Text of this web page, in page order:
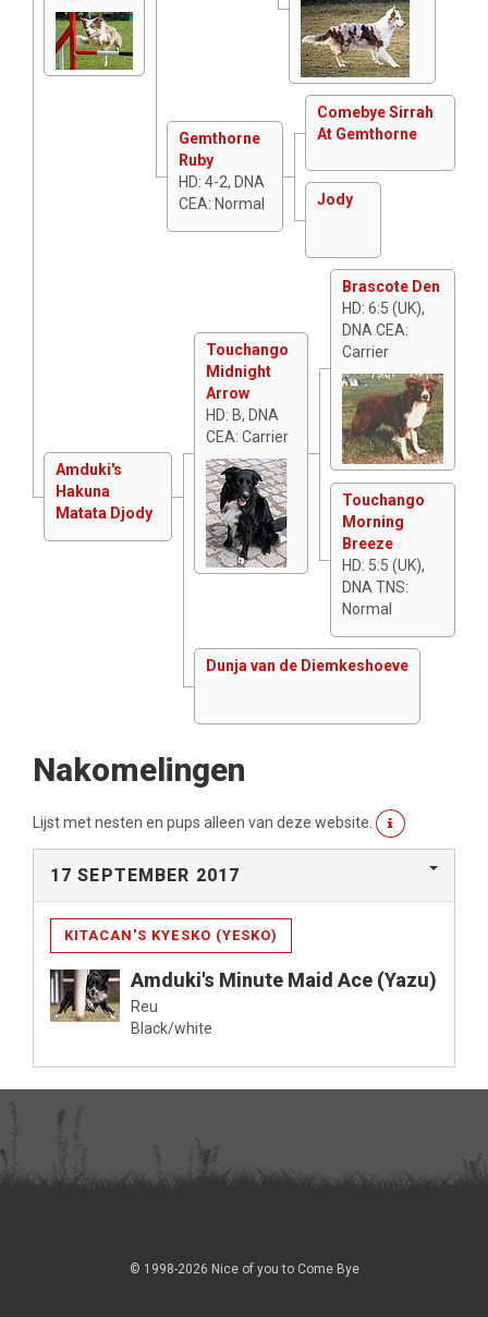
Gemthorne
Ruby
HD: 4-2, DNA
CEA: Normal
Comebye Sirrah
At Gemthorne
Jody
Amduki's
Hakuna
Matata Djody
Touchango
Midnight
Arrow
HD: B, DNA
CEA: Carrier
Brascote Den
HD: 6:5 (UK),
DNA CEA:
Carrier
Touchango
Morning
Breeze
HD: 5:5 (UK),
DNA TNS:
Normal
Dunja van de Diemkeshoeve
Nakomelingen
Lijst met nesten en pups alleen van deze website.
17 SEPTEMBER 2017
KITACAN'S KYESKO (YESKO)
Amduki's Minute Maid Ace (Yazu)
Reu
Black/white
© 1998-2026 Nice of you to Come Bye